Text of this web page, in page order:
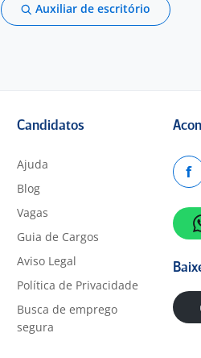
Auxiliar de escritório
Candidatos
Ajuda
Blog
Vagas
Guia de Cargos
Aviso Legal
Política de Privacidade
Busca de emprego
segura